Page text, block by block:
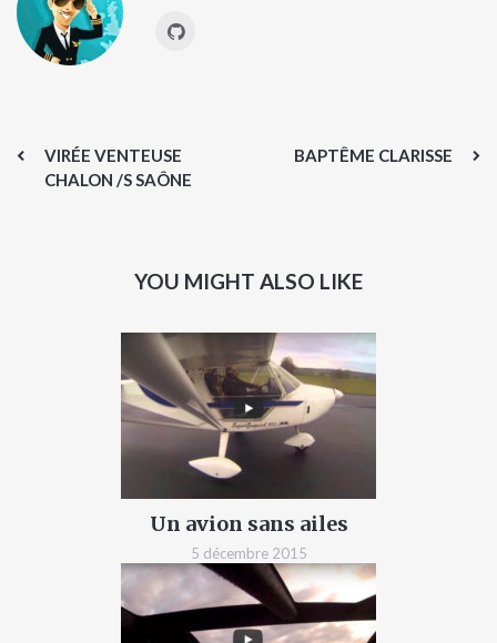
VIRÉE VENTEUSE
CHALON /S SAÔNE
BAPTÊME CLARISSE
YOU MIGHT ALSO LIKE
Un avion sans ailes
5 décembre 2015